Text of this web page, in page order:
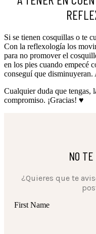
Si se tienen cosquillas o te
Con la reflexología los
para no promover el
en los pies cuando empecé
conseguí que
Cualquier duda que tengas,
compromiso. ¡Gracias! ♥
NO
¿Quieres que te
First Name